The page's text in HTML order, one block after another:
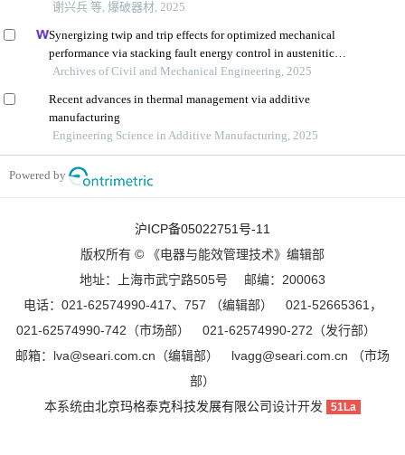
谢兴兵 等, 爆破器材, 2025
Synergizing twip and trip effects for optimized mechanical
performance via stacking fault energy control in austenitic
steels
Archives of Civil and Mechanical Engineering, 2025
Recent advances in thermal management via additive
manufacturing
Engineering Science in Additive Manufacturing, 2025
Powered by
沪ICP备05022751号-11
版权所有 © 《电器与能效管理技术》编辑部
地址：上海市武宁路505号 邮编：200063
电话：021-62574990-417、757 （编辑部） 021-52665361，
021-62574990-742（市场部） 021-62574990-272（发行部）
邮箱：lva@seari.com.cn（编辑部） lvagg@seari.com.cn （市场
部）
本系统由北京玛格泰克科技发展有限公司设计开发 51La